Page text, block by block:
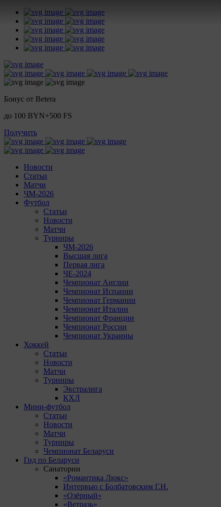
Бонус от Betera
до 100 BYN+500 FS
Получить
Новости
Статьи
Матчи
ЧМ-2026
Футбол
Статьи
Новости
Матчи
Турниры
ЧМ-2026
Высшая лига
Первая лига
ЧЕ-2024
Чемпионат Англии
Чемпионат Испании
Чемпионат Германии
Чемпионат Италии
Чемпионат Франции
Чемпионат России
Чемпионат Украины
Хоккей
Статьи
Новости
Матчи
Турниры
Экстралига
КХЛ
Мини-футбол
Статьи
Новости
Матчи
Турниры
Чемпионат Беларуси
Гид по Беларуси
Санатории
«Романтика Люкс»
Интервью с Болбатовским Г.Н.
«Озёрный»
«Ветразь»